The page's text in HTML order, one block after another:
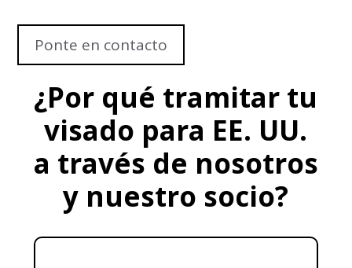
Ponte en contacto
¿Por qué tramitar tu
visado para EE. UU.
a través de nosotros
y nuestro socio?